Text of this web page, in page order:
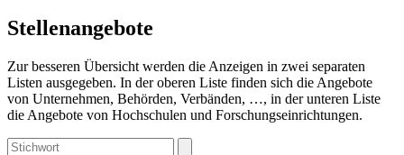
Stellenangebote
Zur besseren Übersicht werden die Anzeigen in zwei separaten
Listen ausgegeben. In der oberen Liste finden sich die Angebote
von Unternehmen, Behörden, Verbänden, …, in der unteren Liste
die Angebote von Hochschulen und Forschungseinrichtungen.